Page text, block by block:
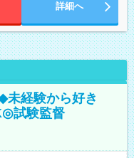
詳細へ
未経験から好き
試験監督